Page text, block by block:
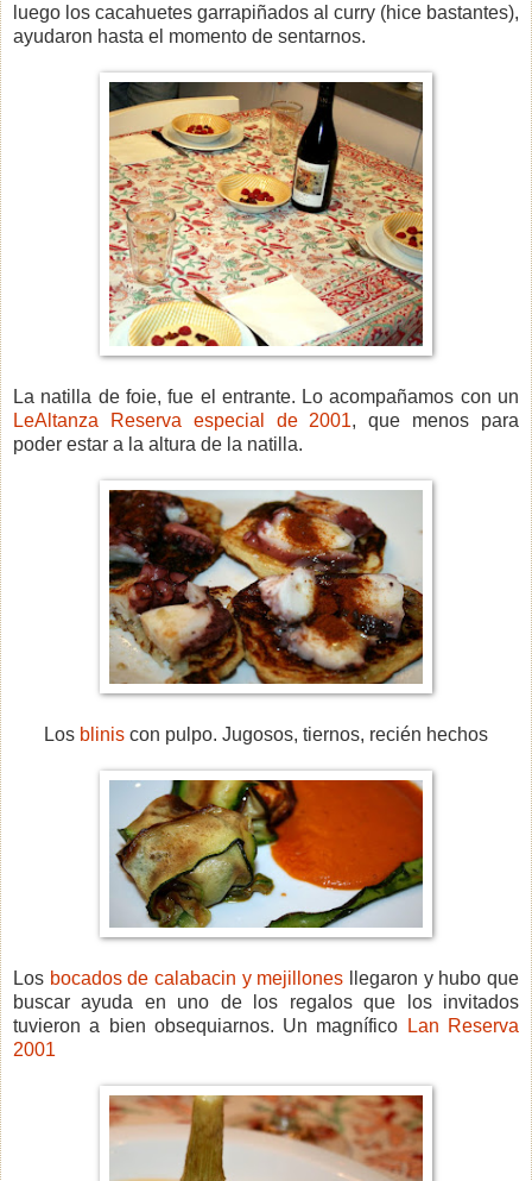
luego los cacahuetes garrapiñados al curry (hice bastantes),
ayudaron hasta el momento de sentarnos.
La natilla de foie, fue el entrante. Lo acompañamos con un
LeAltanza Reserva especial de 2001, que menos para
poder estar a la altura de la natilla.
Los blinis con pulpo. Jugosos, tiernos, recién hechos
Los bocados de calabacin y mejillones llegaron y hubo que
buscar ayuda en uno de los regalos que los invitados
tuvieron a bien obsequiarnos. Un magnífico
Lan Reserva
2001